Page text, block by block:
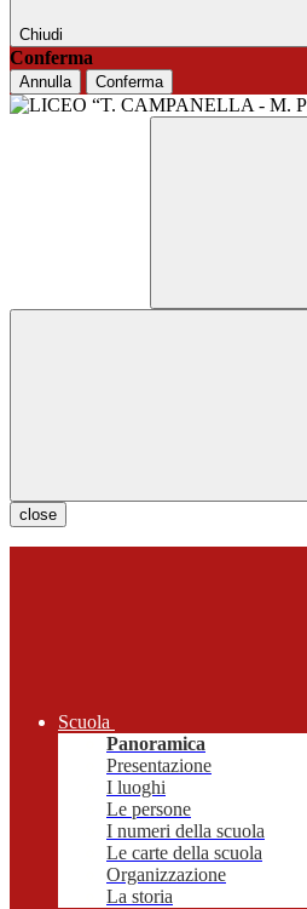
Chiudi
Conferma
Annulla Conferma
close
Scuola
Panoramica
Presentazione
I luoghi
Le persone
I numeri della scuola
Le carte della scuola
Organizzazione
La storia